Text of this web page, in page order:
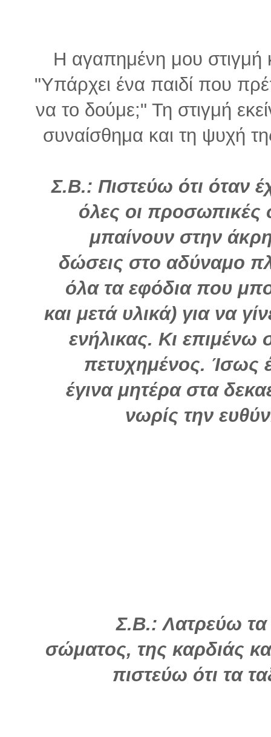
Η αγαπημένη μου στιγμή
"Υπάρχει ένα παιδί που
να το δούμε;" Τη στιγμή
συναίσθημα και τη ψυχή
Σ.Β.: Πιστεύω ότι όταν
όλες οι προσωπικές
μπαίνουν στην
δώσεις στο αδύναμο
όλα τα εφόδια που
και μετά υλικά) για να
ενήλικας. Κι επιμένω
πετυχημένος. Ίσως
έγινα μητέρα στα
νωρίς την
Σ.Β.: Λατρεύω
σώματος, της καρδιάς
πιστεύω ότι τα